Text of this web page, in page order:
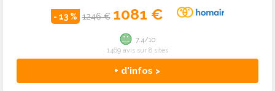
- 13 % 1246 € 1081 €
+ d'infos >
7.4/10
1469 avis sur 8 sites